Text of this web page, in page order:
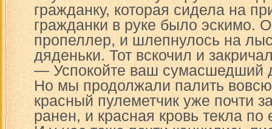
гражданку, которая сидела на
гражданки в руке было эскимо.
пропеллер, и шлепнулось на
дяденьки. Тот вскочил и
— Успокойте ваш сумасшедший
Но мы продолжали палить
красный пулеметчик уже почти
ранен, и красная кровь текла